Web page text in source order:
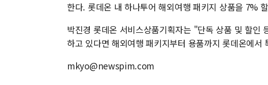
한다. 롯데온 내 하나투어 해외여행 패키지 상품을 7%
박진경 롯데온 서비스상품기획자는 "단독 상품 및 할인
하고 있다면 해외여행 패키지부터 용품까지 롯데온에
mkyo@newspim.com